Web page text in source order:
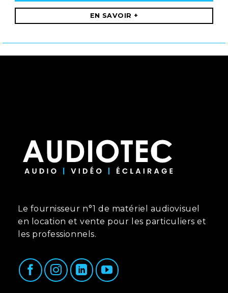
EN SAVOIR +
Le fournisseur n°1 de matériel audiovisuel
en location et vente pour les particuliers et
les professionnels.